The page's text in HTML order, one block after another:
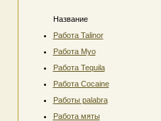
Название
Работа Talinor
Работа Myo
Работа Tequila
Работа Cocaine
Работы palabra
Работа мяты